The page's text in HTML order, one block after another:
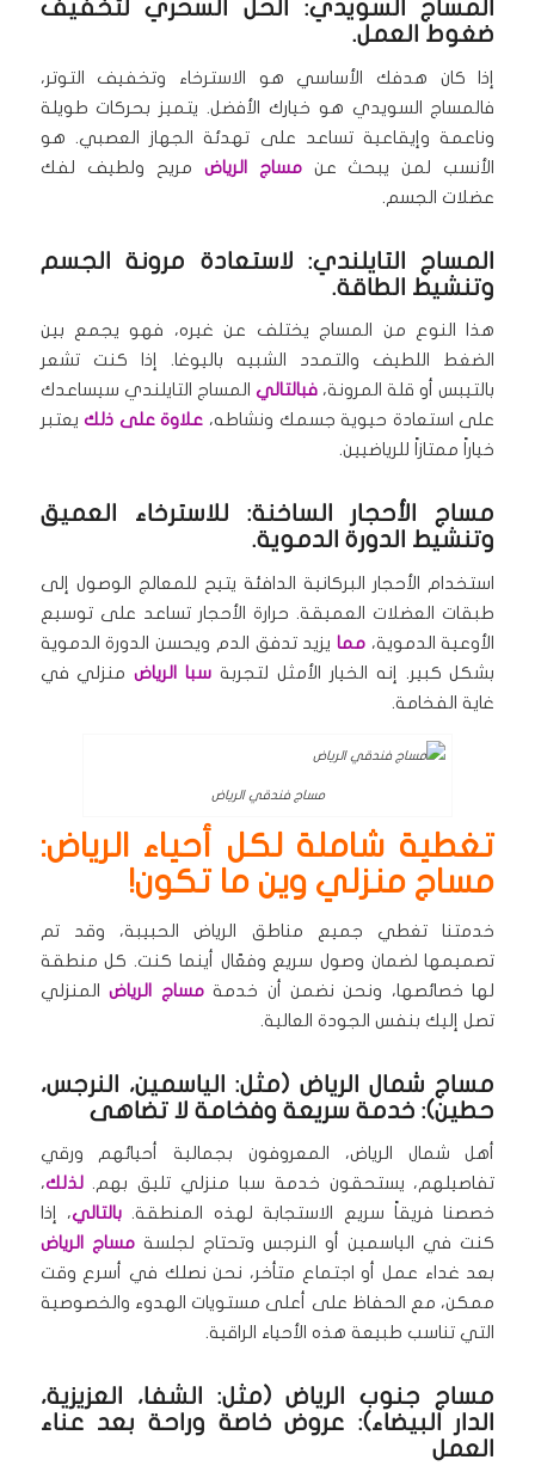
المساج السويدي: الحل السحري لتخفيف
ضغوط العمل.
إذا كان هدفك الأساسي هو الاسترخاء وتخفيف التوتر،
فالمساج السويدي هو خيارك الأفضل. يتميز بحركات طويلة
وناعمة وإيقاعية تساعد على تهدئة الجهاز العصبي. هو
الأنسب لمن يبحث عنمساج الرياض مريح ولطيف لفك
عضلات الجسم.
المساج التايلندي: لاستعادة مرونة الجسم
وتنشيط الطاقة.
هذا النوع من المساج يختلف عن غيره، فهو يجمع بين
الضغط اللطيف والتمدد الشبيه باليوغا. إذا كنت تشعر
بالتيبس أو قلة المرونة،فبالتالي المساج التايلندي سيساعدك
على استعادة حيوية جسمك ونشاطه، علاوة على ذلكيعتبر
خياراً ممتازاً للرياضيين.
مساج الأحجار الساخنة: للاسترخاء العميق
وتنشيط الدورة الدموية.
استخدام الأحجار البركانية الدافئة يتيح للمعالج الوصول إلى
طبقات العضلات العميقة. حرارة الأحجار تساعد على توسيع
الأوعية الدموية،مما يزيد تدفق الدم ويحسن الدورة الدموية
بشكل كبير. إنه الخيار الأمثل لتجربة سبا الرياضمنزلي في
غاية الفخامة.
مساج فندقي الرياض
تغطية شاملة لكل أحياء الرياض:
مساج منزلي وين ما تكون!
خدمتنا تغطي جميع مناطق الرياض الحبيبة، وقد تم
تصميمها لضمان وصول سريع وفعّال أينما كنت. كل منطقة
لها خصائصها، ونحن نضمن أن خدمةمساج الرياضالمنزلي
تصل إليك بنفس الجودة العالية.
مساج شمال الرياض (مثل: الياسمين، النرجس،
حطين): خدمة سريعة وفخامة لا تضاهى
أهل شمال الرياض، المعروفون بجمالية أحيائهم ورقي
تفاصيلهم، يستحقون خدمة سبا منزلي تليق بهم.لذلك،
خصصنا فريقاً سريع الاستجابة لهذه المنطقة. بالتالي، إذا
كنت في الياسمين أو النرجس وتحتاج لجلسةمساج الرياض
بعد غداء عمل أو اجتماع متأخر، نحن نصلك في أسرع وقت
ممكن، مع الحفاظ على أعلى مستويات الهدوء والخصوصية
التي تناسب طبيعة هذه الأحياء الراقية.
مساج جنوب الرياض (مثل: الشفا، العزيزية،
الدار البيضاء): عروض خاصة وراحة بعد عناء
العمل